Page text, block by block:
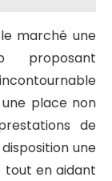
marché une
proposant
une place non
de
une
tout en aidant